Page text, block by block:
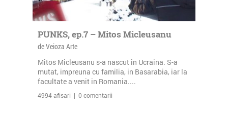
PUNKS, ep.7 – Mitos Micleusanu
de Veioza Arte
Mitos Micleusanu s-a nascut in Ucraina. S-a
mutat, impreuna cu familia, in Basarabia, iar la
facultate a venit in Romania....
4994 afisari | 0 comentarii